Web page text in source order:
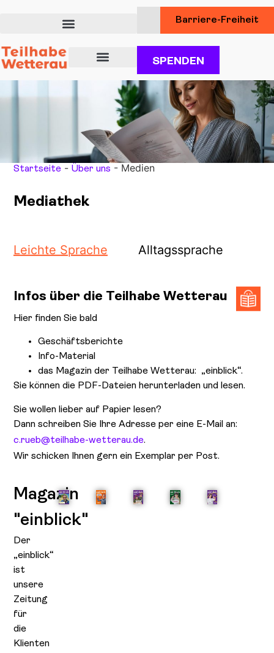
Barriere-Freiheit
SPENDEN
Startseite - Über uns - Medien
Mediathek
Leichte Sprache Alltagssprache
Infos über die Teilhabe Wetterau
Hier finden Sie bald
Geschäftsberichte
Info-Material
das Magazin der Teilhabe Wetterau: „einblick“.
Sie können die PDF-Dateien herunterladen und lesen.
Sie wollen lieber auf Papier lesen?
Dann schreiben Sie Ihre Adresse per eine E-Mail an:
c.rueb@teilhabe-wetterau.de.
Wir schicken Ihnen gern ein Exemplar per Post.
Magazin
"einblick"
Der
„einblick“
ist
unsere
Zeitung
für
die
Klienten